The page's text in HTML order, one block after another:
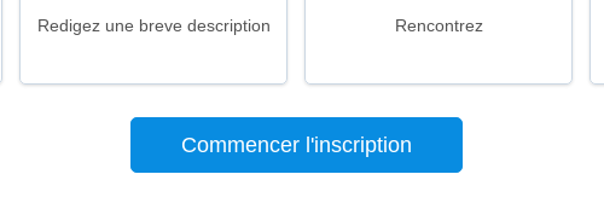
Redigez une breve description Rencontrez
Commencer l'inscription